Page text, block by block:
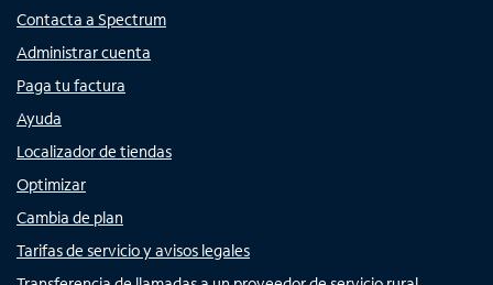
Contacta a Spectrum
Administrar cuenta
Paga tu factura
Ayuda
Localizador de tiendas
Optimizar
Cambia de plan
Tarifas de servicio y avisos legales